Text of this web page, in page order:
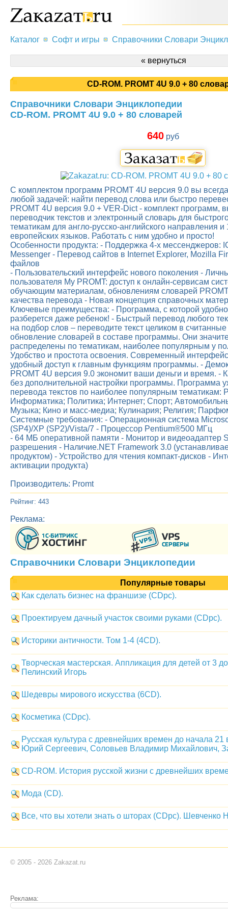
Каталог Софт и игры Справочники Словари
« вернуться
CD-ROM. PROMT 4U 9.0 + 80
Справочники Словари Энциклопедии
CD-ROM. PROMT 4U 9.0 + 80 словарей
640руб
С комплектом программ PROMT 4U версия 9.0 вы
любой задачей: найти перевод слова или быстро
PROMT 4U версия 9.0 + VER-Dict - комплект программ,
переводчик текстов и электронный словарь для
тематикам для англо-русско-английского направления
европейских языков. Работать с ним удобно и просто!
Особенности продукта: - Поддержка 4-х мессенджеров:
Messenger - Перевод сайтов в Internet Explorer, Mozilla
файлов
- Пользовательский интерфейс нового поколения -
пользователя My PROMT: доступ к онлайн-сервисам
обучающим материалам, обновлениям словарей
качества перевода - Новая концепция справочных
Ключевые преимущества: - Программа, с которой удобно
разберется даже ребенок! - Быстрый перевод любого
на подбор слов – переводите текст целиком в
обновление словарей в составе программы. Они
распределены по тематикам, наиболее популярным у
Удобство и простота освоения. Современный
удобный доступ к главным функциям программы. -
PROMT 4U версия 9.0 экономит ваши деньги и время. -
без дополнительной настройки программы. Программа
перевода текстов по наиболее популярным тематикам:
Информатика; Политика; Интернет; Спорт;
Музыка; Кино и масс-медиа; Кулинария; Религия;
Системные требования: - Операционная система
(SP4)/XP (SP2)/Vista/7 - Процессор Pentium®500 МГц
- 64 МБ оперативной памяти - Монитор и видеоадаптер
разрешения - Наличие.NET Framework 3.0
продуктом) - Устройство для чтения компакт-дисков -
активации продукта)
Производитель: Promt
Рейтинг: 443
Реклама:
Справочники Словари Энциклопедии
Популярные товары
Как сделать бизнес на франшизе (CDpc).
Проектируем дачный участок своими руками (CDpc).
Историки античности. Том 1-4 (4CD).
Творческая мастерская. Аппликация для детей от 3
Пелинский Игорь
Шедевры мирового искусства (6CD).
Косметика (CDpc).
Русская культура с древнейших времен до начала 21
Юрий Сергеевич, Соловьев Владимир Михайлович,
CD-ROM. История русской жизни с древнейших
Мода (CD).
Все, что вы хотели знать о шторах (CDpc). Шевченко
© 2005 - 2026 Zakazat.ru
Реклама: